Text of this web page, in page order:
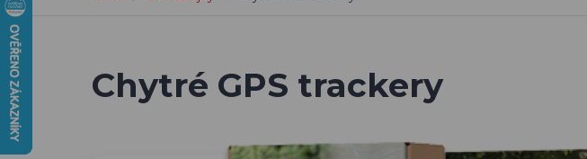
Chytré GPS trackery